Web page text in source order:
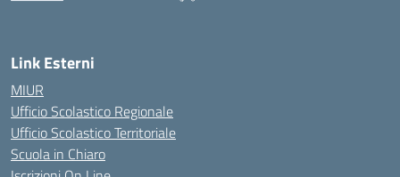
Link Esterni
MIUR
Ufficio Scolastico Regionale
Ufficio Scolastico Territoriale
Scuola in Chiaro